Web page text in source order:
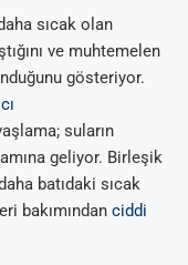
sıcak olan
ve muhtemelen
gösteriyor.
suların
geliyor. Birleşik
batıdaki sıcak
bakımından ciddi